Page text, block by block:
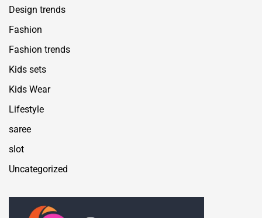
Design trends
Fashion
Fashion trends
Kids sets
Kids Wear
Lifestyle
saree
slot
Uncategorized